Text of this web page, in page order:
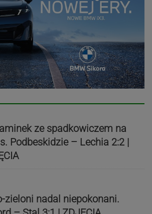
ze spadkowiczem na
Podbeskidzie – Lechia 2:2 |
zieloni nadal niepokonani.